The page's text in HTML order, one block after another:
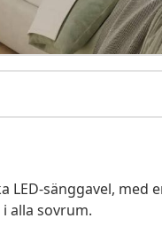
LED-sänggavel,
alla sovrum.